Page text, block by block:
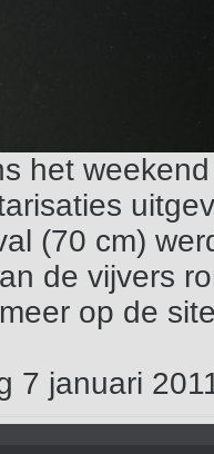
het
(70 cm)
de vijvers
op de
7 januari